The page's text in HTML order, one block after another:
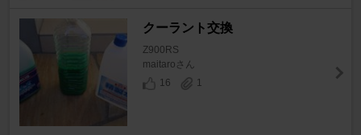
クーラント交換
Z900RS
maitaroさん
16
1